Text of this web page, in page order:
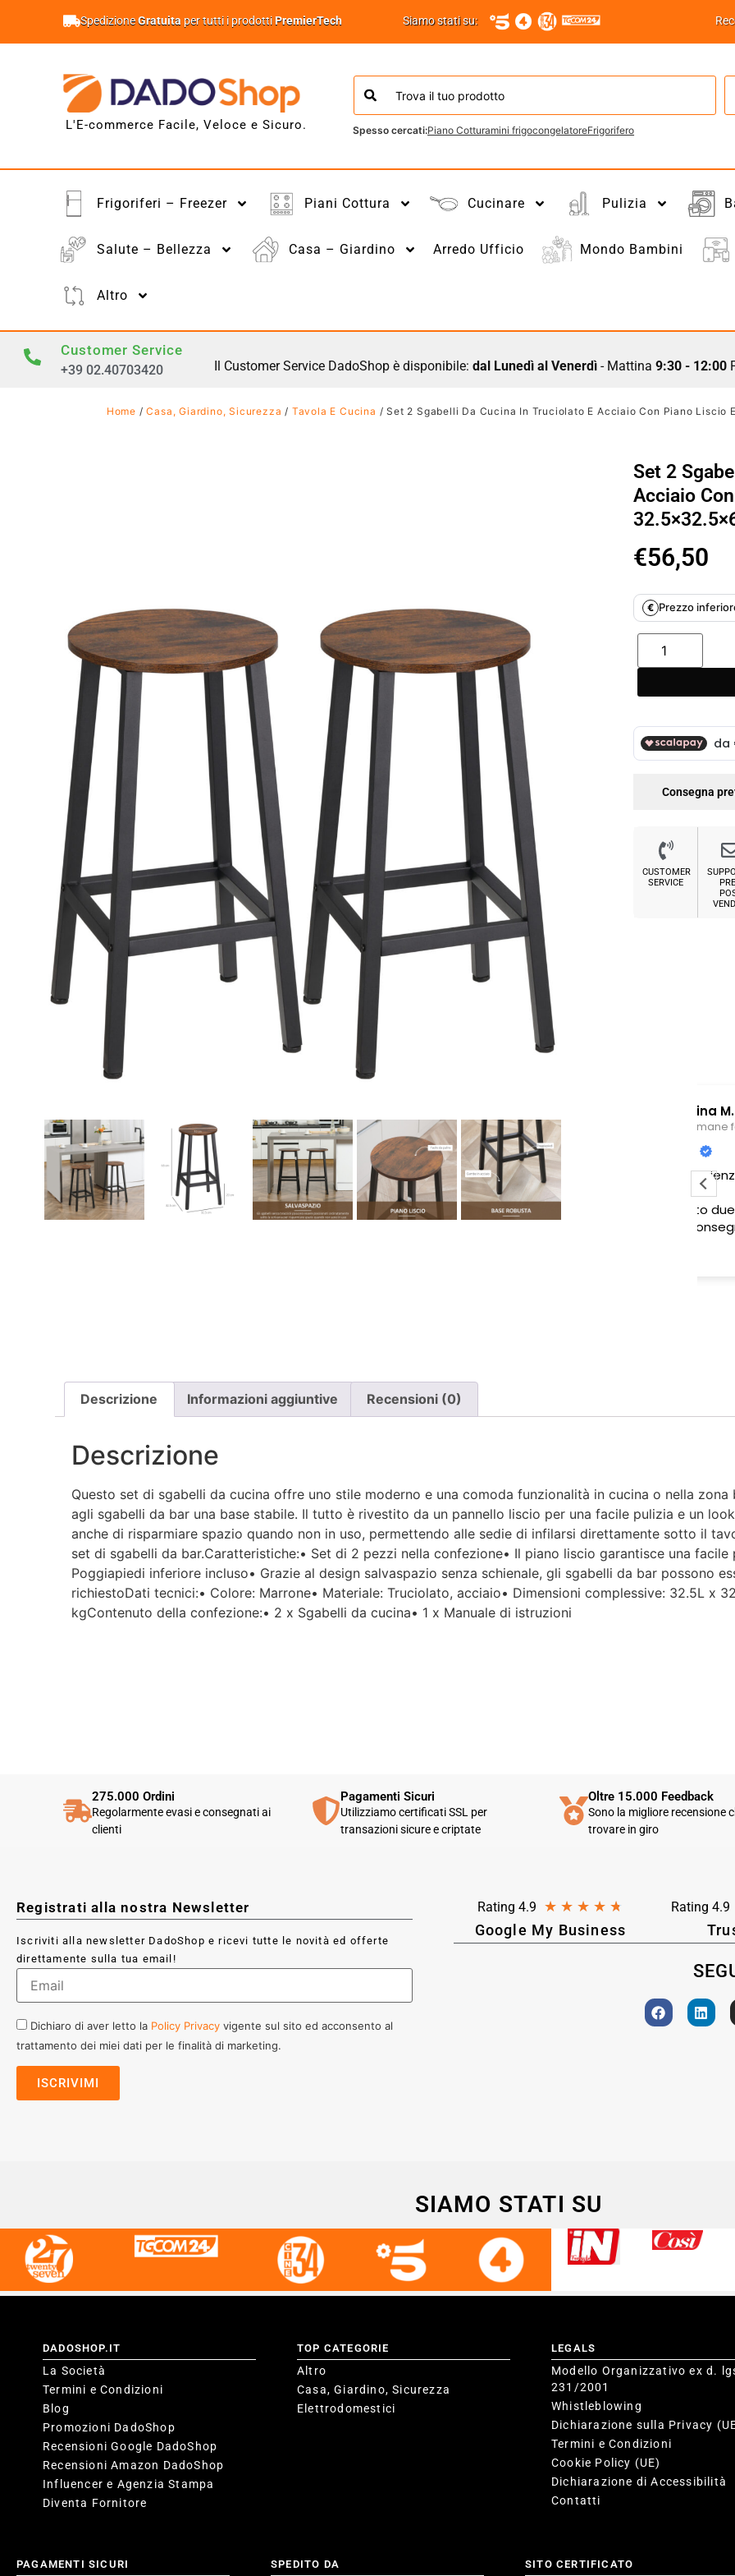
SpedizioneGratuita per tutti i prodottiPremierTech Siamo stati su:
L'E-commerce Facile, Veloce e Sicuro. Spesso cercati:Piano Cotturamini frigocongelatoreFrigorifero
Frigoriferi – Freezer Piani Cottura Cucinare Pulizia
Salute – Bellezza Casa – Giardino Arredo Ufficio Mondo Bambini
Altro
Customer Service
+39 02.40703420 Il Customer Service DadoShop è disponibile: dal Lunedì al Venerdì- Mattina 9:30 - 12:00
Home /Casa, Giardino, Sicurezza / Tavola E Cucina / Set 2 Sgabelli Da Cucina In Truciolato E Acciaio Con Piano Liscio
Set 2
Acciaio
€56,50
€ Prezzo
Consegna
CUSTOMER
SERVICE
2 settimane fa
Pessima esperienza.
Ho acquistato due poltrone, ma
stato comunicato che erano in
corriere. Da allora nessun
Per un'azienda che vende
esclusivamente online, mi
aspettavo un servizio clienti molto
più efficiente. L'assistenza è
disponibile solo in fasce orarie
molto limitate e, nel mio caso, la
gestione del post-vendita è stata
lenta e poco rassicurante.
Descrizione Informazioni aggiuntive Recensioni (0)
Descrizione
Questo set di sgabelli da cucina offre uno stile moderno e una comoda funzionalità in cucina o nella
agli sgabelli da bar una base stabile. Il tutto è rivestito da un pannello liscio per una facile pulizia e un
anche di risparmiare spazio quando non in uso, permettendo alle sedie di infilarsi direttamente sotto il
set di sgabelli da bar.Caratteristiche:• Set di 2 pezzi nella confezione• Il piano liscio garantisce una
Poggiapiedi inferiore incluso• Grazie al design salvaspazio senza schienale, gli sgabelli da bar possono
richiestoDati tecnici:• Colore: Marrone• Materiale: Truciolato, acciaio• Dimensioni complessive: 32.5L x
kgContenuto della confezione:• 2 x Sgabelli da cucina• 1 x Manuale di istruzioni
275.000 Ordini
Regolarmente evasi e consegnati ai
clienti
Pagamenti Sicuri
Utilizziamo certificati SSL per
transazioni sicure e criptate
Oltre 15.000 Feedback
Sono la migliore recensione
trovare in giro
Registrati alla nostra Newsletter
Iscriviti alla newsletter DadoShop e ricevi tutte le novità ed offerte
direttamente sulla tua email!
Dichiaro di aver letto la Policy Privacy vigente sul sito ed acconsento al
trattamento dei miei dati per le finalità di marketing.
Rating 4.9 ★ ★ ★ ★ ★
Google My Business
Rating 4.9
SIAMO STATI SU
DADOSHOP.IT
La Società
Termini e Condizioni
Blog
Promozioni DadoShop
Recensioni Google DadoShop
Recensioni Amazon DadoShop
Influencer e Agenzia Stampa
Diventa Fornitore
TOP CATEGORIE
Altro
Casa, Giardino, Sicurezza
Elettrodomestici
LEGALS
Modello Organizzativo ex d.
231/2001
Whistleblowing
Dichiarazione sulla Privacy
Termini e Condizioni
Cookie Policy (UE)
Dichiarazione di Accessibilità
Contatti
PAGAMENTI SICURI SPEDITO DA SITO CERTIFICATO